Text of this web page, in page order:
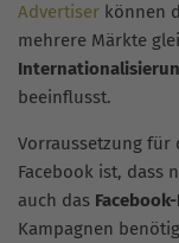
Advertiser können
mehrere Märkte
beeinflusst.
Vorraussetzung für
Facebook ist, dass
auch das
Kampagnen